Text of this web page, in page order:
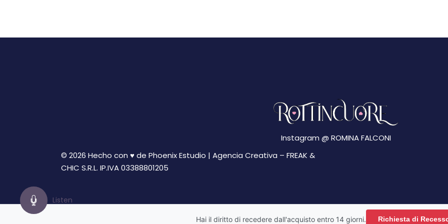
Listen
Instagram @ ROMINA FALCONI
© 2026 Hecho con ♥ de Phoenix Estudio | Agencia Creativa – FREAK &
CHIC S.R.L. IP.IVA 03388801205
Hai il diritto di recedere dall'acquisto entro 14 giorni. Richiesta di